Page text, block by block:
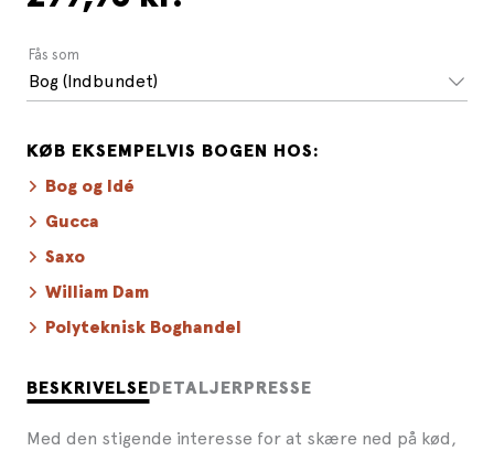
BESKRIVELSE DETALJER PRESSE
Med den stigende interesse for at skære ned på kød,
Fås som
Bog (Indbundet)
KØB EKSEMPELVIS BOGEN HOS:
Bog og Idé
Gucca
Saxo
William Dam
Polyteknisk Boghandel